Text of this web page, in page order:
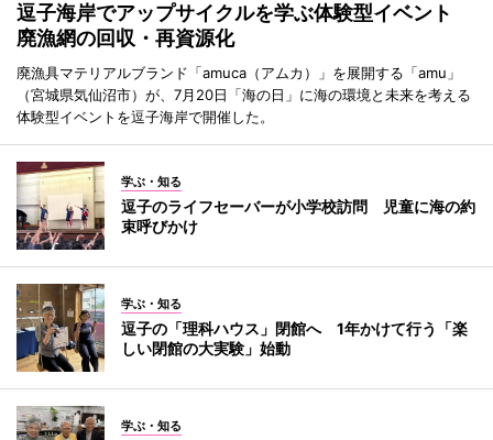
逗子海岸でアップサイクルを学ぶ体験型イベント
廃漁網の回収・再資源化
廃漁具マテリアルブランド「amuca（アムカ）」を展開する「amu」
（宮城県気仙沼市）が、7月20日「海の日」に海の環境と未来を考える
体験型イベントを逗子海岸で開催した。
学ぶ・知る
逗子のライフセーバーが小学校訪問 児童に海の約
束呼びかけ
学ぶ・知る
逗子の「理科ハウス」閉館へ 1年かけて行う「楽
しい閉館の大実験」始動
学ぶ・知る